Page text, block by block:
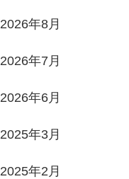
2026年8月
2026年7月
2026年6月
2025年3月
2025年2月